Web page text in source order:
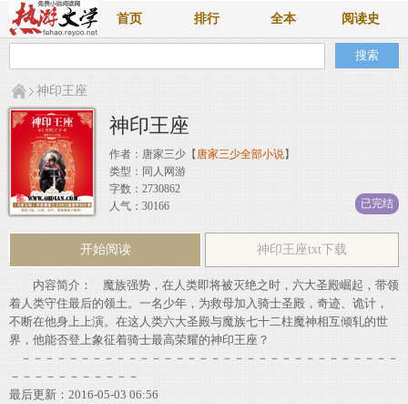
首页 排行 全本 阅读史
神印王座
神印王座
作者： 唐家三少 【 唐家三少全部小说】
类型：同人网游
字数：2730862
人气：30166
已完结
开始阅读 神印王座txt下载
内容简介： 魔族强势，在人类即将被灭绝之时，六大圣殿崛起，带领
着人类守住最后的领土。一名少年，为救母加入骑士圣殿，奇迹、诡计，
不断在他身上上演。在这人类六大圣殿与魔族七十二柱魔神相互倾轧的世
界，他能否登上象征着骑士最高荣耀的神印王座？
－－－－－－－－－－－－－－－－－－－－－－－－－－－－－－－－
－－－－－－－－－－－
最后更新：2016-05-03 06:56